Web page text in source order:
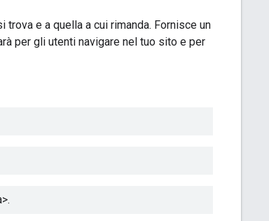
trova e a quella a cui rimanda. Fornisce un
per gli utenti navigare nel tuo sito e per
.